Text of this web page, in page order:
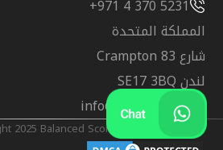
+971 4 370 5231
المملكة المتحدة
شارع Crampton 83
لندن SE17 3BQ
info@bscenter.org
@Coptight 2025 Balanced Score Training Center